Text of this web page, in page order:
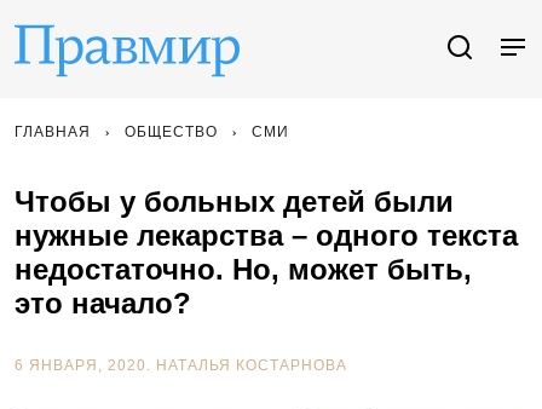
ГЛАВНАЯ ОБЩЕСТВО СМИ
Чтобы у больных детей были
нужные лекарства – одного текста
недостаточно. Но, может быть,
это начало?
6 ЯНВАРЯ, 2020. НАТАЛЬЯ КОСТАРНОВА